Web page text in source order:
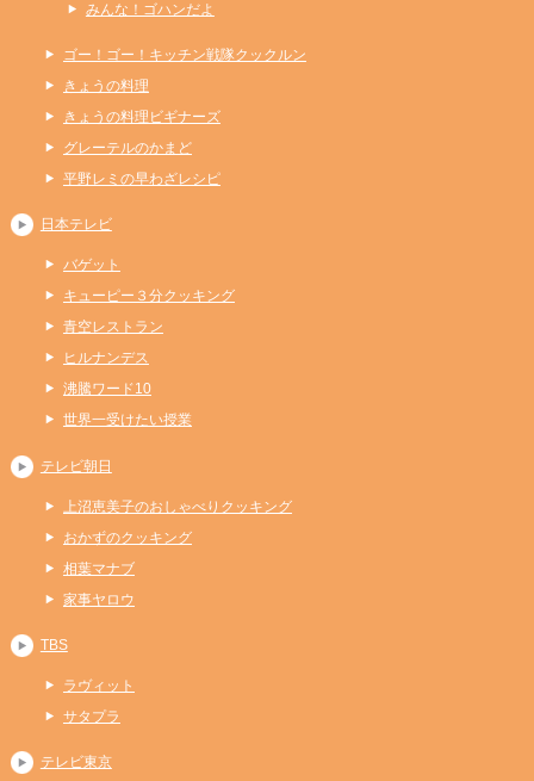
みんな！ゴハンだよ
ゴー！ゴー！キッチン戦隊クックルン
きょうの料理
きょうの料理ビギナーズ
グレーテルのかまど
平野レミの早わざレシピ
日本テレビ
バゲット
キューピー３分クッキング
青空レストラン
ヒルナンデス
沸騰ワード10
世界一受けたい授業
テレビ朝日
上沼恵美子のおしゃべりクッキング
おかずのクッキング
相葉マナブ
家事ヤロウ
TBS
ラヴィット
サタプラ
テレビ東京